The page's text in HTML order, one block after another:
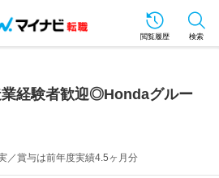
閲覧履歴 検索
経験者歓迎◎Hondaグルー
／賞与は前年度実績4.5ヶ月分